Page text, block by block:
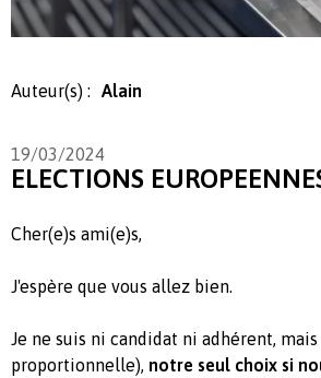
Auteur(s) : Alain
19/03/2024
ELECTIONS
Cher(e)s ami(e)s,
J'espère que vous allez bien.
Je ne suis ni candidat ni adhérent,
proportionnelle), notre seul choix si